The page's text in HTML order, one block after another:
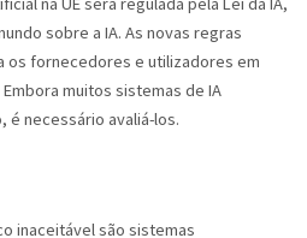
sobre a IA. As novas regras
os fornecedores e utilizadores em
muitos sistemas de IA
é necessário avaliá-los.
inaceitável são sistemas